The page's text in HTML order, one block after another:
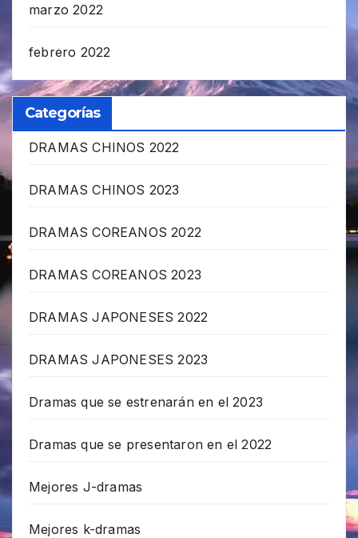
marzo 2022
febrero 2022
Categorías
DRAMAS CHINOS 2022
DRAMAS CHINOS 2023
DRAMAS COREANOS 2022
DRAMAS COREANOS 2023
DRAMAS JAPONESES 2022
DRAMAS JAPONESES 2023
Dramas que se estrenarán en el 2023
Dramas que se presentaron en el 2022
Mejores J-dramas
Mejores k-dramas